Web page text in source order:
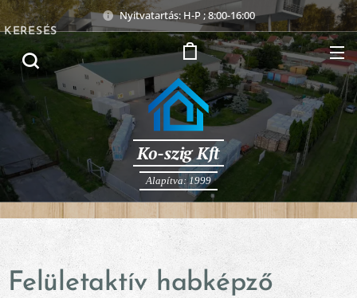
Nyitvatartás: H-P ; 8:00-16:00
Ko-szig Kft
Alapítva: 1999
KERESÉS
Felületaktív habképző